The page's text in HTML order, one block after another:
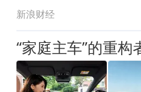
新浪财经